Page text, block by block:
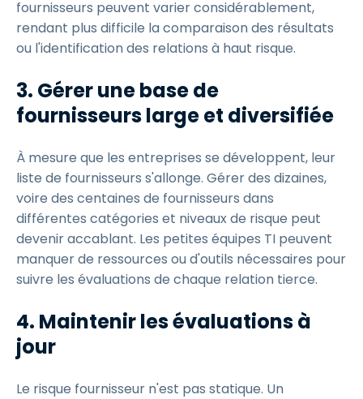
fournisseurs peuvent varier considérablement,
rendant plus difficile la comparaison des résultats
ou l'identification des relations à haut risque.
3. Gérer une base de
fournisseurs large et diversifiée
À mesure que les entreprises se développent, leur
liste de fournisseurs s'allonge. Gérer des dizaines,
voire des centaines de fournisseurs dans
différentes catégories et niveaux de risque peut
devenir accablant. Les petites équipes TI peuvent
manquer de ressources ou d'outils nécessaires pour
suivre les évaluations de chaque relation tierce.
4. Maintenir les évaluations à
jour
Le risque fournisseur n'est pas statique. Un